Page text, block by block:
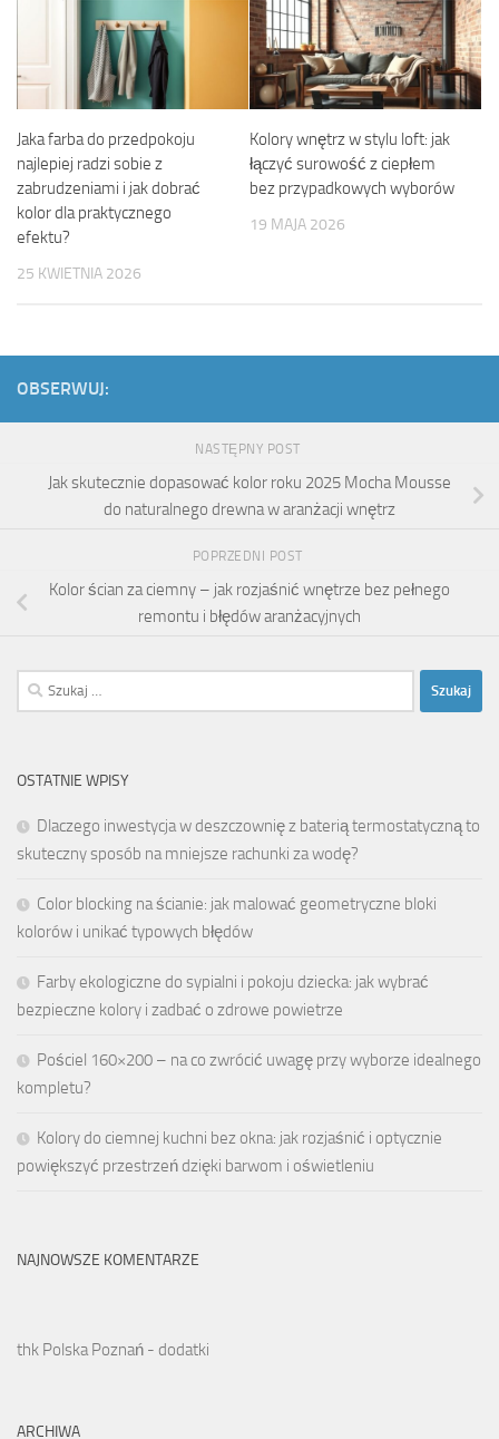
Jaka farba do przedpokoju
najlepiej radzi sobie z
zabrudzeniami i jak dobrać
kolor dla praktycznego
efektu?
25 KWIETNIA 2026
Kolory wnętrz w stylu loft: jak
łączyć surowość z ciepłem
bez przypadkowych wyborów
19 MAJA 2026
OBSERWUJ:
NASTĘPNY POST
Jak skutecznie dopasować kolor roku 2025 Mocha Mousse
do naturalnego drewna w aranżacji wnętrz
POPRZEDNI POST
Kolor ścian za ciemny – jak rozjaśnić wnętrze bez pełnego
remontu i błędów aranżacyjnych
Szukaj:
OSTATNIE WPISY
Dlaczego inwestycja w deszczownię z baterią termostatyczną to
skuteczny sposób na mniejsze rachunki za wodę?
Color blocking na ścianie: jak malować geometryczne bloki
kolorów i unikać typowych błędów
Farby ekologiczne do sypialni i pokoju dziecka: jak wybrać
bezpieczne kolory i zadbać o zdrowe powietrze
Pościel 160×200 – na co zwrócić uwagę przy wyborze idealnego
kompletu?
Kolory do ciemnej kuchni bez okna: jak rozjaśnić i optycznie
powiększyć przestrzeń dzięki barwom i oświetleniu
NAJNOWSZE KOMENTARZE
thk Polska Poznań - dodatki
ARCHIWA